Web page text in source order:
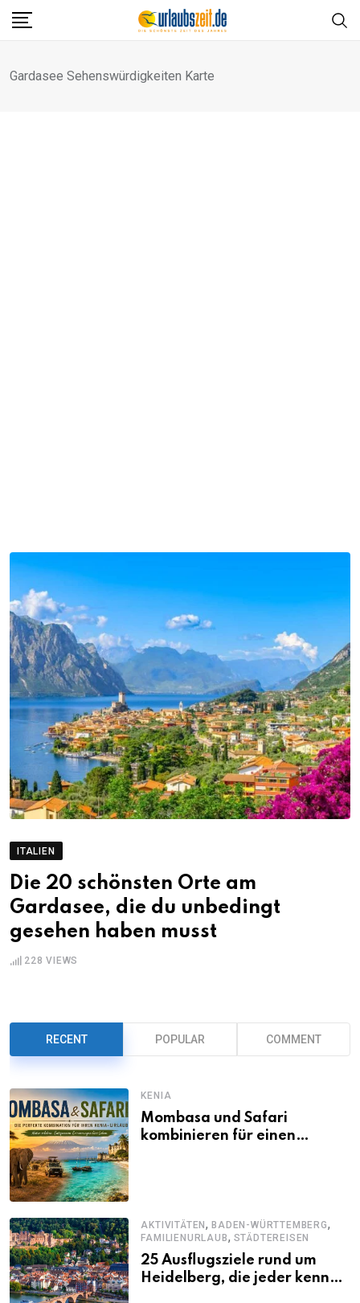
Skip
Gardasee Sehenswürdigkeiten Karte
ITALIEN
Die 20 schönsten Orte am
Gardasee, die du unbedingt
gesehen haben musst
228 VIEWS
RECENT POPULAR COMMENT
KENIA
Mombasa und Safari
kombinieren für einen
AKTIVITÄTEN,BADEN-WÜRTTEMBERG,
FAMILIENURLAUB, STÄDTEREISEN
25 Ausflugsziele rund um
Heidelberg, die jeder kennen